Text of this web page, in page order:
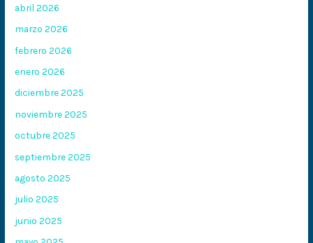
abril 2026
marzo 2026
febrero 2026
enero 2026
diciembre 2025
noviembre 2025
octubre 2025
septiembre 2025
agosto 2025
julio 2025
junio 2025